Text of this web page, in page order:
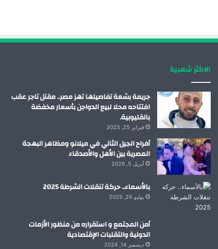
م
الاكثر شعبية
جريمة بشعة تفاصيلها تهز مصر.. مقتل تاجر عقب
افتتاحه محلا لبيع الدواجن بأسعار مخفضة
بالقليوبية.
فبراير 25, 2025
أفراح الجيل الثاني في ميلانو ومظاهر البهجة
المصرية بين الأهل والأصدقاء
أبريل 5, 2026
بالأسماء.. حركة تنقلات الشرطة 2025
يوليو 26, 2025
أمن المجتمع و استقراره من منظور الأزمات
الدولية والتقلبات الإقتصادية
ديسمبر 14, 2024